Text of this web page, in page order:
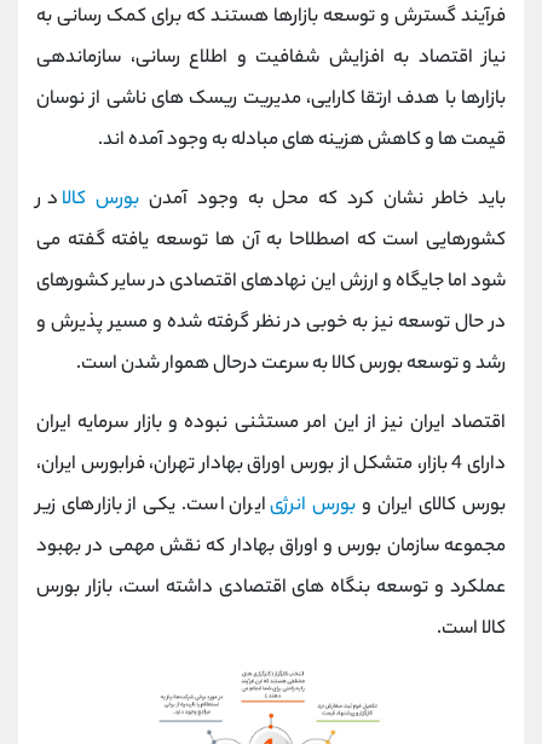
فرآیند گسترش و توسعه بازارها هستند که برای کمک رسانی به
نیاز اقتصاد به افزایش شفافیت و اطلاع رسانی، سازماندهی
بازارها با هدف ارتقا کارایی، مدیریت ریسک های ناشی از نوسان
قیمت ها و کاهش هزینه های مبادله به وجود آمده اند.
باید خاطر نشان کرد که محل به وجود آمدنبورس کالا در
کشورهایی است که اصطلاحا به آن ها توسعه یافته گفته می
شود اما جایگاه و ارزش این نهادهای اقتصادی در سایر کشورهای
در حال توسعه نیز به خوبی در نظر گرفته شده و مسیر پذیرش و
رشد و توسعه بورس کالا به سرعت درحال هموار شدن است.
اقتصاد ایران نیز از این امر مستثنی نبوده و بازار سرمایه ایران
دارای 4 بازار، متشکل از بورس اوراق بهادار تهران، فرابورس ایران،
بورس کالای ایران و بورس انرژیایران است. یکی از بازارهای زیر
مجموعه سازمان بورس و اوراق بهادار که نقش مهمی در بهبود
عملکرد و توسعه بنگاه های اقتصادی داشته است، بازار بورس
کالا است.